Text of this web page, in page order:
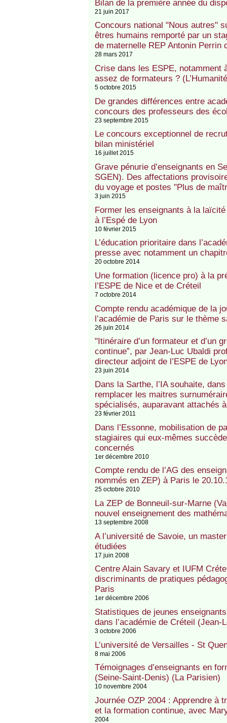
Bilan de la première année du
21 juin 2017
Concours national "Nous autres"
êtres humains remporté par un
de maternelle REP Antonin Perrin
28 mars 2017
Crise dans les ESPE, notamment
assez de formateurs ?
5 octobre 2015
De grandes différences entre
concours des professeurs des
23 septembre 2015
Le concours exceptionnel de
bilan ministériel
16 juillet 2015
Grave pénurie d’enseignants en
SGEN). Des affectations
du voyage et postes "Plus de
3 juin 2015
Former les enseignants à la
à l’Espé de Lyon
10 février 2015
L’éducation prioritaire dans
presse avec notamment un
20 octobre 2014
Une formation (licence pro) à la
l’ESPE de Nice et de Créteil
7 octobre 2014
Compte rendu académique de la
l’académie de Paris sur le thème
26 juin 2014
"Itinéraire d’un formateur et d’un
continue”, par Jean-Luc Ubaldi
directeur adjoint de l’ESPE de
23 juin 2014
Dans la Sarthe, l’IA souhaite,
remplacer les maitres
spécialisés, auparavant attachés à
23 février 2011
Dans l’Essonne, mobilisation de
stagiaires qui eux-mêmes
concernés
1er décembre 2010
Compte rendu de l’AG des
nommés en ZEP) à Paris le
25 octobre 2010
La ZEP de Bonneuil-sur-Marne
nouvel enseignement des
13 septembre 2008
A l’université de Savoie, un
étudiées
17 juin 2008
Centre Alain Savary et IUFM
discriminants de pratiques
Paris
1er décembre 2006
Statistiques de jeunes
dans l’académie de Créteil (Jean-
3 octobre 2006
L’université de Versailles - St
8 mai 2006
Témoignages d’enseignants en
(Seine-Saint-Denis) (La Parisien)
10 novembre 2004
Journée OZP 2004 : Apprendre à
et la formation continue, avec
2004